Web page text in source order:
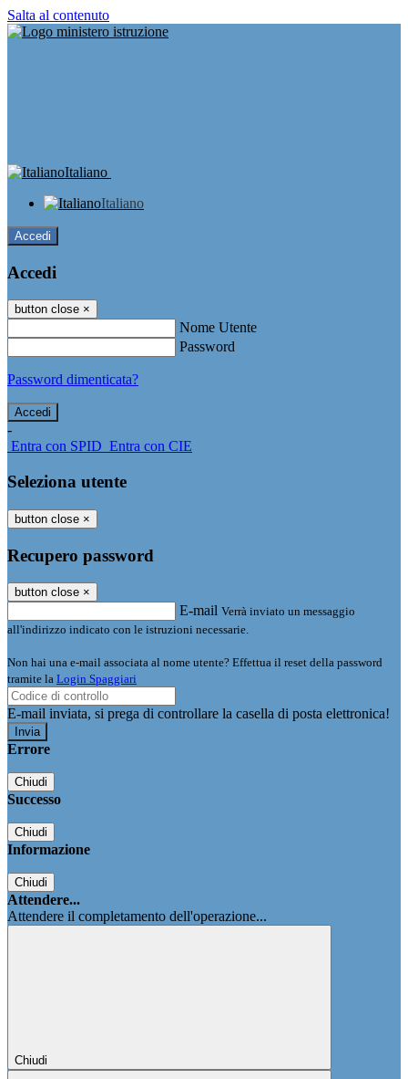
Salta al contenuto
Italiano
Italiano
Accedi
Accedi
button close ×
Nome Utente
Password
Password dimenticata?
-
Entra con SPID Entra con CIE
Seleziona utente
button close ×
Recupero password
button close ×
E-mail Verrà inviato un messaggio
all'indirizzo indicato con le istruzioni necessarie.
Non hai una e-mail associata al nome utente? Effettua il reset della password
tramite la Login Spaggiari
E-mail inviata, si prega di controllare la casella di posta elettronica!
Errore
Chiudi
Successo
Chiudi
Informazione
Chiudi
Attendere...
Attendere il completamento dell'operazione...
Chiudi